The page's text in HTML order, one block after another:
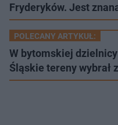
Fryderyków. Jest
POLECANY ARTYKUŁ:
W bytomskiej
Śląskie tereny wybrał